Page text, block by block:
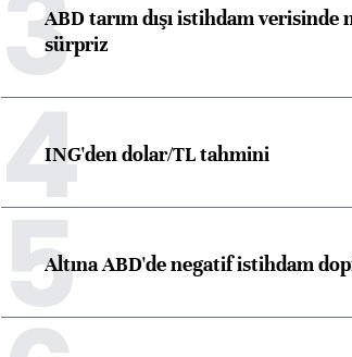
ABD tarım dışı istihdam verisinde
sürpriz
4ING'den dolar/TL tahmini
5Altına ABD'de negatif istihdam